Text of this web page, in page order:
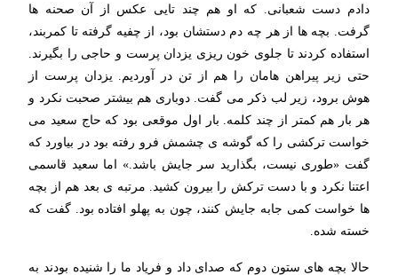
دادم دست شعبانی. که او هم چند تایی عکس از آن صحنه ها
گرفت. بچه ها از هر چه دم دستشان بود، از چفیه گرفته تا کمربند،
استفاده کردند تا جلوی خون ریزی یزدان پرست و حاجی را بگیرند.
حتی زیر پیراهن هامان را هم از تن در آوردیم. یزدان پرست از
هوش برود، زیر لب ذکر می گفت. دوباری هم بیشتر صحبت نکرد و
هر بار هم کمتر از چند کلمه. بار اول موقعی بود که حاج سعید می
خواست ترکشی را که گوشه ی چشمش فرو رفته بود در بیاورد که
گفت «طوری نیست، بگذارید سر جایش باشد.» اما سعید قاسمی
اعتنا نکرد و با دست ترکش را بیرون کشید. مرتبه ی بعد هم از بچه
ها خواست کمی جابه جایش کنند، چون به پهلو افتاده بود. گفت که
خسته شده.
حالا بچه های ستون دوم که صدای داد و فریاد ما را شنیده بودند به